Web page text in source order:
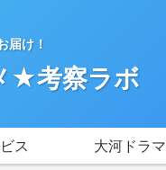
届け！
★考察ラボ
ス 大河ドラマ